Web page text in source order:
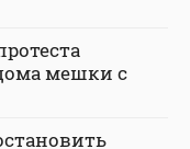
мешки с